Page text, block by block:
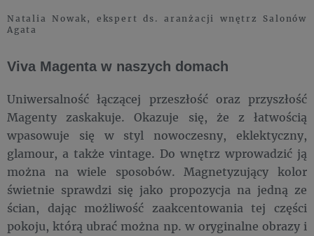
Natalia Nowak, ekspert ds. aranżacji wnętrz Salonów
Agata
Viva Magenta w naszych domach
Uniwersalność łączącej przeszłość oraz przyszłość
Magenty zaskakuje. Okazuje się, że z łatwością
wpasowuje się w styl nowoczesny, eklektyczny,
glamour, a także vintage. Do wnętrz wprowadzić ją
można na wiele sposobów. Magnetyzujący kolor
świetnie sprawdzi się jako propozycja na jedną ze
ścian, dając możliwość zaakcentowania tej części
pokoju, którą ubrać można np. w oryginalne obrazy i